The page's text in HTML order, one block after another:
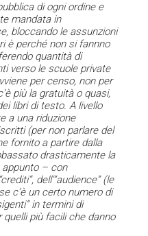
di ogni ordine e
mandata in
bloccando le assunzioni
è perché non si fannno
quantità di
verso le scuole private
per censo, non per
più la gratuità o quasi,
libri di testo. A livello
a una riduzione
(per non parlare del
fornito a partire dalla
drasticamente la
– con
dell'”audience” (le
c’è un certo numero di
in termini di
più facili che danno